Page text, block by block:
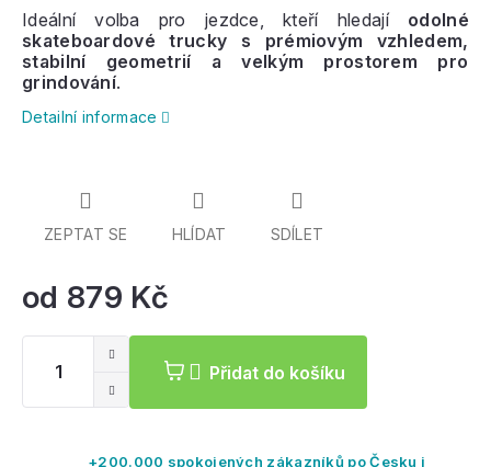
od 879 Kč
Přidat do košíku
Ideální volba pro jezdce, kteří hledají odolné
skateboardové trucky s prémiovým vzhledem,
stabilní geometrií a velkým prostorem pro
grindování.
Detailní informace
ZEPTAT SE HLÍDAT SDÍLET
+200.000 spokojených zákazníků po Česku i